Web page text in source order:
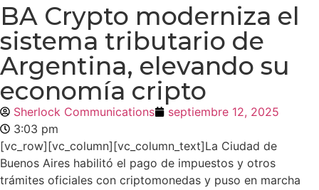
BA Crypto moderniza el
sistema tributario de
Argentina, elevando su
economía cripto
Sherlock Communications
septiembre 12, 2025
3:03 pm
[vc_row][vc_column][vc_column_text]La Ciudad de
Buenos Aires habilitó el pago de impuestos y otros
trámites oficiales con criptomonedas y puso en marcha